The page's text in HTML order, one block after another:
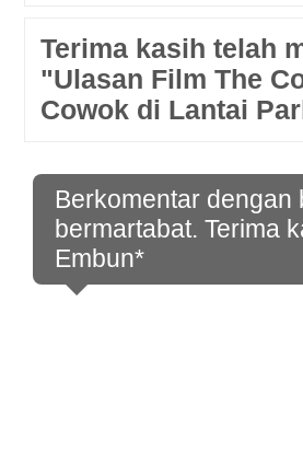
Terima kasih telah
"Ulasan Film The
Cowok di Lantai
Berkomentar
bermartabat. Terima
Embun*